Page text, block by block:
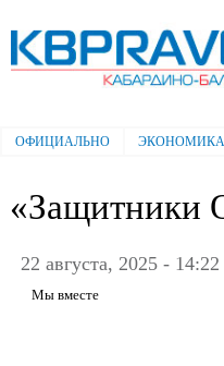
Электронная газета
Балкарская правда"
Главное меню
ОФИЦИАЛЬНО ЭКОНОМИКА
«Защитники
22 августа, 2025 - 14:22
Мы вместе